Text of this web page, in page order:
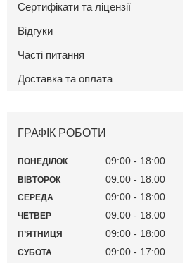
Сертифікати та ліцензії
Відгуки
Часті питання
Доставка та оплата
ГРАФІК РОБОТИ
ПОНЕДІЛОК 09:00 18:00
ВІВТОРОК 09:00 18:00
СЕРЕДА 09:00 18:00
ЧЕТВЕР 09:00 18:00
ПʼЯТНИЦЯ 09:00 18:00
СУБОТА 09:00 17:00